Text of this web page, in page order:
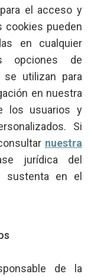
el acceso y
cookies pueden
en cualquier
opciones de
se utilizan para
en nuestra
los usuarios y
Si
nuestra
jurídica del
sustenta en el
de la